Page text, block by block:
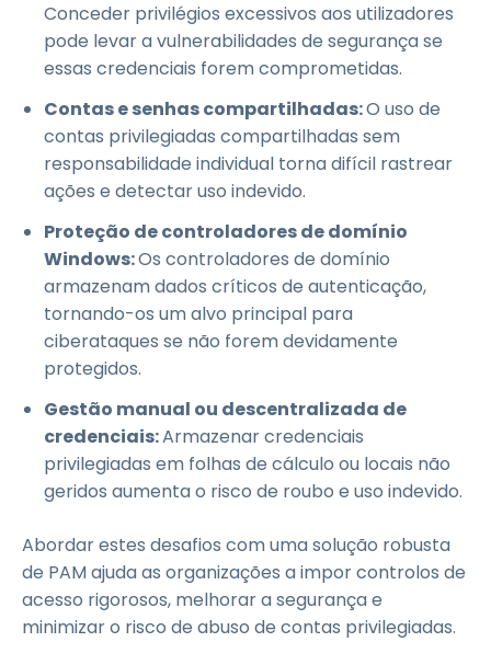
Conceder privilégios excessivos aos utilizadores
pode levar a vulnerabilidades de segurança se
essas credenciais forem comprometidas.
Contas e senhas compartilhadas:O uso de
contas privilegiadas compartilhadas sem
responsabilidade individual torna difícil rastrear
ações e detectar uso indevido.
Proteção de controladores de domínio
Windows:Os controladores de domínio
armazenam dados críticos de autenticação,
tornando-os um alvo principal para
ciberataques se não forem devidamente
protegidos.
Gestão manual ou descentralizada de
credenciais:Armazenar credenciais
privilegiadas em folhas de cálculo ou locais não
geridos aumenta o risco de roubo e uso indevido.
Abordar estes desafios com uma solução robusta
de PAM ajuda as organizações a impor controlos de
acesso rigorosos, melhorar a segurança e
minimizar o risco de abuso de contas privilegiadas.